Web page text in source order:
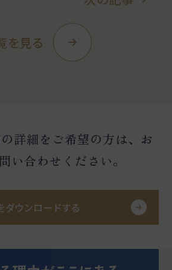
を見る
詳細をご希望の方は、お
い合わせください。
ダウンロードする